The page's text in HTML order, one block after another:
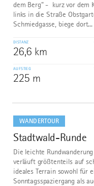
dem Berg" - kurz vor dem
links in die Straße
Schmiedgasse, biege dort...
DISTANZ
26,6 km
AUFSTIEG
225 m
WANDERTOUR
9
Stadtwald-Runde
Die leichte
verläuft größtenteils auf
ideales Terrain sowohl für
Sonntagsspaziergang als
dazu